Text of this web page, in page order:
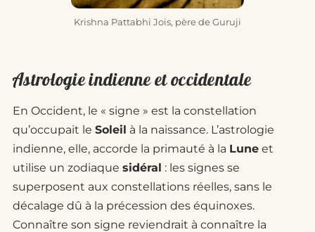
Krishna Pattabhi Jois, père de Guruji
Astrologie indienne et occidentale
En Occident, le « signe » est la constellation
qu’occupait le Soleil à la naissance. L’astrologie
indienne, elle, accorde la primauté à la Lune et
utilise un zodiaque sidéral : les signes se
superposent aux constellations réelles, sans le
décalage dû à la précession des équinoxes.
Connaître son signe reviendrait à connaître la